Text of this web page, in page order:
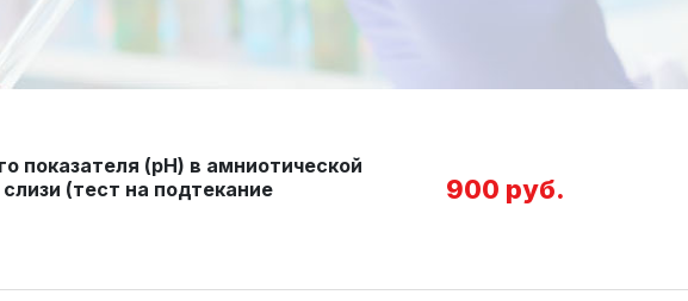
показателя (pH) в амниотической
(тест на подтекание
900 руб.